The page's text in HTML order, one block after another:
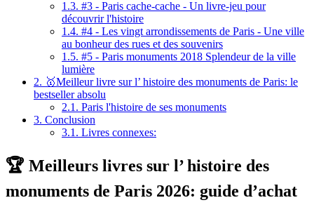
1.3. #3 - Paris cache-cache - Un livre-jeu pour
découvrir l'histoire
1.4. #4 - Les vingt arrondissements de Paris - Une ville
au bonheur des rues et des souvenirs
1.5. #5 - Paris monuments 2018 Splendeur de la ville
lumière
2. 🥇Meilleur livre sur l’ histoire des monuments de Paris: le
bestseller absolu
2.1. Paris l'histoire de ses monuments
3. Conclusion
3.1. Livres connexes:
🏆 Meilleurs livres sur l’ histoire des
monuments de Paris 2026: guide d’achat